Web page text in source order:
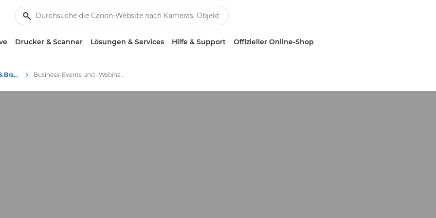
Drucker & Scanner Lösungen & Services Hilfe & Support Offizieller Online-Shop
Business-Insights - B2B & Branchen-News Business-Events und -Webinare